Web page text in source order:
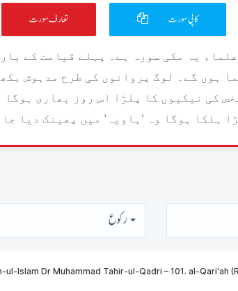
تعارف سورت کاپی سورت
یہ مکی سورہ ہے۔ پہلے قیامت کے
ہوں گے۔ لوگ پروانوں کی طرح مدہوش
کی نیکیوں کا پلڑا اس روز بھاری
ہلکا ہوگا وہ ’ہاویہ‘ میں پھینک دیا
رُكوع